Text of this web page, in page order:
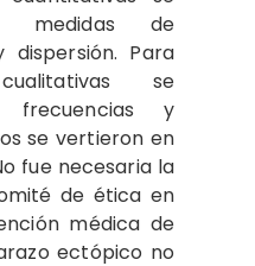
medidas de
Para
se
frecuencias y
se vertieron en
fue necesaria la
de ética en
médica de
ectópico no